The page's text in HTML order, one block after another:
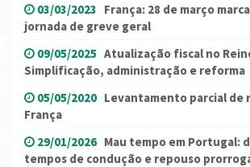
03/03/2023 França: 28 de março
jornada de greve geral
09/05/2025 Atualização fiscal no
Simplificação, administração e reforma
05/05/2020 Levantamento parcial de
França
29/01/2026 Mau tempo em Portugal:
tempos de condução e repouso